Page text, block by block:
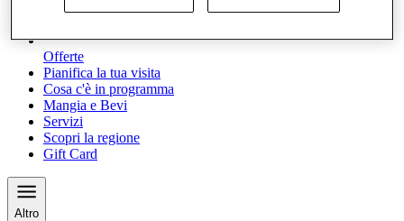
Offerte
Pianifica la tua visita
Cosa c'è in programma
Mangia e Bevi
Servizi
Scopri la regione
Gift Card
Altro